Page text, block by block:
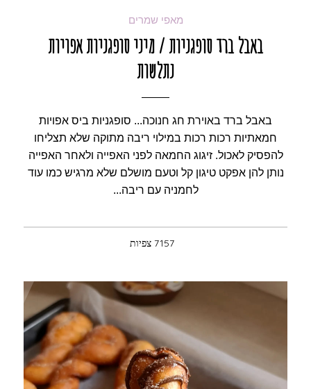
מאפי שמרים
באבל ברד סופגניות / מיני סופגניות אפויות
נתלשות
באבל ברד באוירת חג חנוכה... סופגניות ביס אפויות
חמאתיות רכות רכות במילוי ריבה מתוקה שלא תצליחו
להפסיק לאכול. זיגוג החמאה לפני האפייה ולאחר האפייה
נותן להן אפקט טיגון קל וטעם מושלם שלא מרגיש כמו עוד
לחמניה עם ריבה...
7157 צפיות